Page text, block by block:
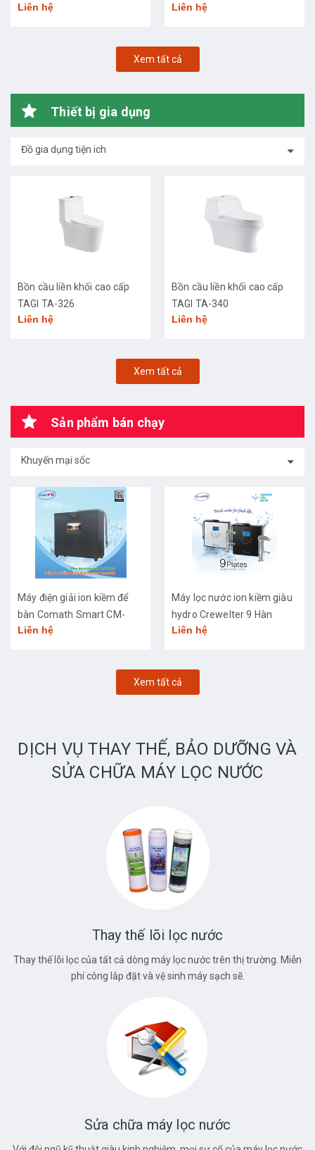
Liên hệ
Liên hệ
Xem tất cả
Thiết bị gia dụng
Đồ gia dụng tiện ich
Bồn cầu liền khối cao cấp
TAGI TA-326
Liên hệ
Bồn cầu liền khối cao cấp
TAGI TA-340
Liên hệ
Xem tất cả
Sản phẩm bán chạy
Khuyến mại sốc
Máy điện giải ion kiềm để
bàn Comath Smart CM-
3668
Liên hệ
Máy lọc nước ion kiềm giàu
hydro Crewelter 9 Hàn
Quốc
Liên hệ
Xem tất cả
DỊCH VỤ THAY THẾ, BẢO DƯỠNG VÀ
SỬA CHỮA MÁY LỌC NƯỚC
Thay thế lõi lọc nước
Thay thế lõi lọc của tất cả dòng máy lọc nước trên thị trường. Miễn
phí công lắp đặt và vệ sinh máy sạch sẽ.
Sửa chữa máy lọc nước